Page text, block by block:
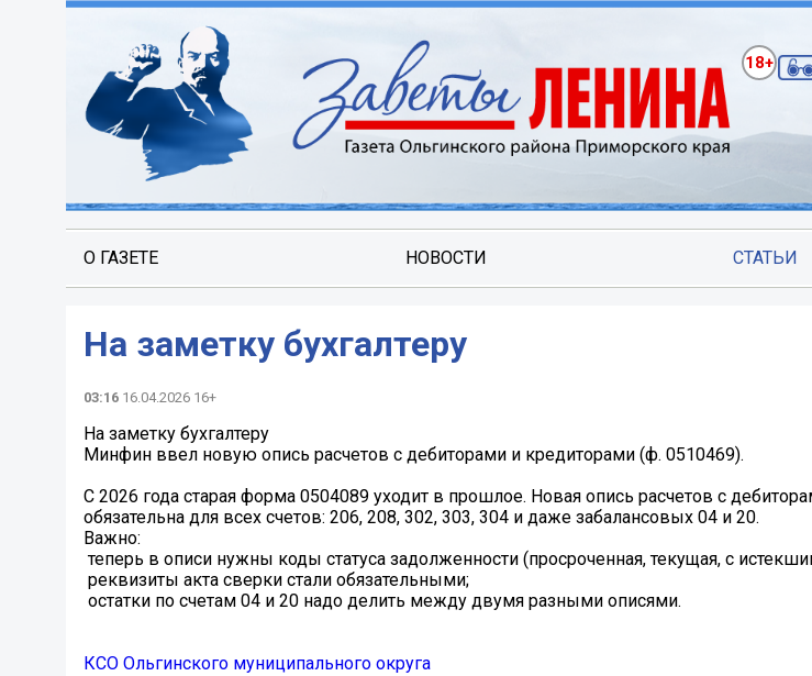
18+
О ГАЗЕТЕ НОВОСТИ СТАТЬИ
На заметку бухгалтеру️
03:16 16.04.2026 16+
На заметку бухгалтеру️
Минфин ввел новую опись расчетов с дебиторами и кредиторами (ф. 0510469).
С 2026 года старая форма 0504089 уходит в прошлое. Новая опись расчетов с
обязательна для всех счетов: 206, 208, 302, 303, 304 и даже забалансовых 04 и 20.
Важно:
теперь в описи нужны коды статуса задолженности (просроченная, текущая, с
️ реквизиты акта сверки стали обязательными;
️ остатки по счетам 04 и 20 надо делить между двумя разными описями.
КСО Ольгинского муниципального округа